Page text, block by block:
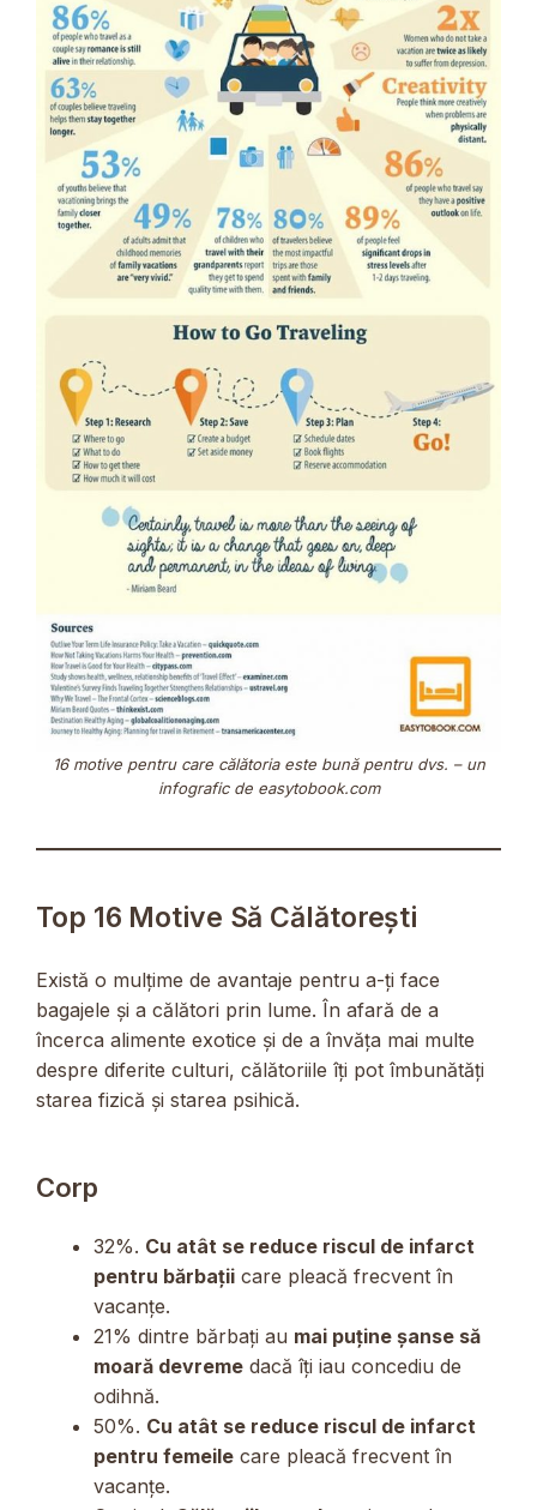
16 motive pentru care călătoria este bună pentru dvs. – un
infografic deeasytobook.com
Top 16 Motive Să Călătorești
Există o mulțime de avantaje pentru a-ți face
bagajele și a călători prin lume. În afară de a
încerca alimente exotice și de a învăța mai multe
despre diferite culturi, călătoriile îți pot îmbunătăți
starea fizică și starea psihică.
Corp
32%. Cu atât se reduce riscul de infarct
pentru bărbații care pleacă frecvent în
vacanțe.
21% dintre bărbați au mai puține șanse să
moară devreme dacă îți iau concediu de
odihnă.
50%. Cu atât se reduce riscul de infarct
pentru femeile care pleacă frecvent în
vacanțe.